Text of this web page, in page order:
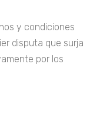
y condiciones
disputa que surja
por los